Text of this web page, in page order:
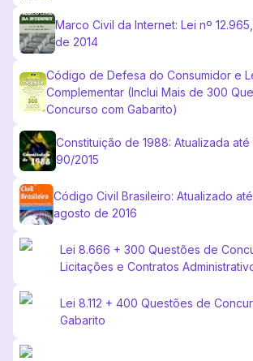
Marco Civil da Internet: Lei nº
de 2014
Código de Defesa do Consumidor e
Complementar (Inclui Mais de 300
Concurso com Gabarito)
Constituição de 1988: Atualizada até
90/2015
Código Civil Brasileiro: Atualizado
agosto de 2016
Lei 8.666 + 300 Questões de
Licitações e Contratos
Lei 8.112 + 400 Questões de
Gabarito